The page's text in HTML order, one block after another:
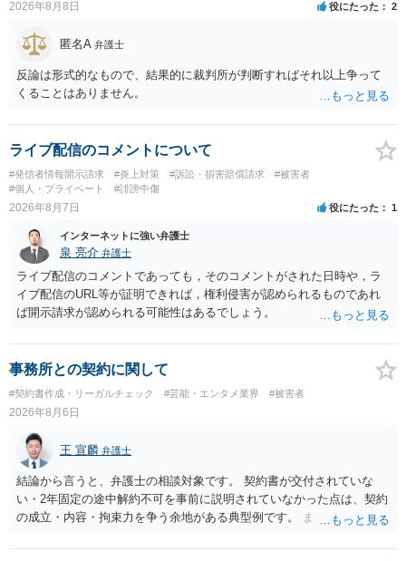
2026年8月8日 役にたった 2
匿名A 弁護士
反論は形式的なもので、結果的に裁判所が判断すればそれ以上争って
くることはありません。
ライブ配信のコメントについて
#発信者情報開示請求 #炎上対策 #訴訟・損害賠償請求
#被害者
#個人・プライベート
#誹謗中傷
2026年8月7日 役にたった 1
インターネットに強い弁護士
泉 亮介 弁護士
ライブ配信のコメントであっても，そのコメントがされた日時や，ラ
イブ配信のURL等が証明できれば，権利侵害が認められるものであれ
ば開示請求が認められる可能性はあるでしょう。
事務所との契約に関して
#契約書作成・リーガルチェック #芸能・エンタメ業界 #被害者
2026年8月6日
王 宣麟 弁護士
結論から言うと、弁護士の相談対象です。 契約書が交付されていな
い・2年固定の途中解約不可を事前に説明されていなかった点は、契約
の成立・内容・拘束力を争う余地がある典型例です。 まずは、運営と
みてはいかがでしょうか。 また同時並行で（もしまだされていないの